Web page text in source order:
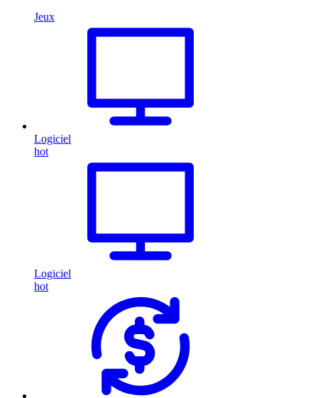
Jeux
Logiciel
hot
Logiciel
hot